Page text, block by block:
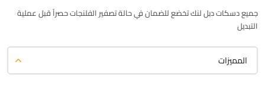
جميع دسكات دبل لنك تخضع للضمان في حالة تصفير الفلنجات حصراً قبل عملية
التبديل
المميزات